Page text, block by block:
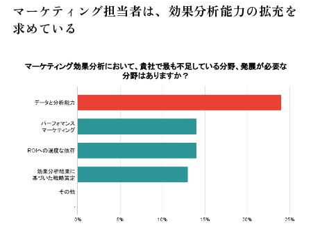
マーケティング担当者は、効果分析能力の拡充を
求めている